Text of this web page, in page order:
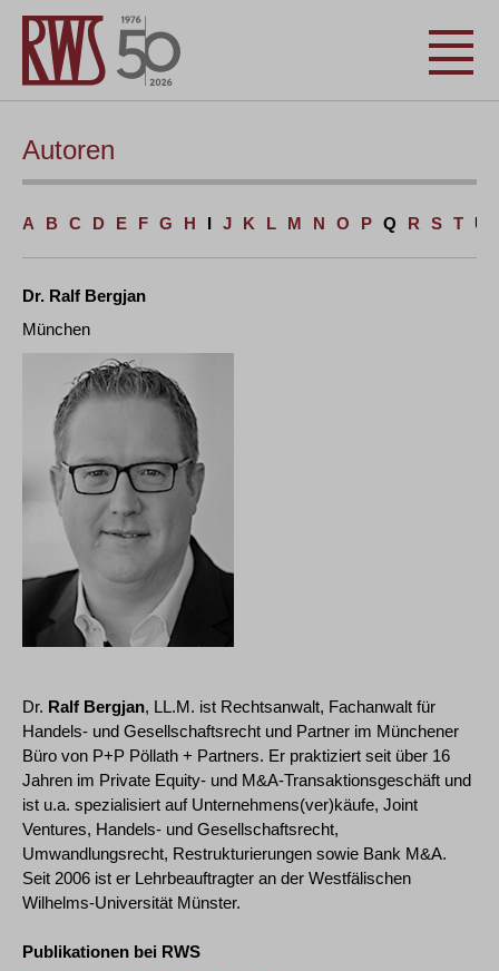
Autoren
A B C D E F G H I J K L M N O P Q R S T U
Dr. Ralf Bergjan
München
Dr. Ralf Bergjan, LL.M. ist Rechtsanwalt, Fachanwalt für
Handels- und Gesellschaftsrecht und Partner im Münchener
Büro von P+P Pöllath + Partners. Er praktiziert seit über 16
Jahren im Private Equity- und M&A-Transaktionsgeschäft und
ist u.a. spezialisiert auf Unternehmens(ver)käufe, Joint
Ventures, Handels- und Gesellschaftsrecht,
Umwandlungsrecht, Restrukturierungen sowie Bank M&A.
Seit 2006 ist er Lehrbeauftragter an der Westfälischen
Wilhelms-Universität Münster.
Publikationen bei RWS